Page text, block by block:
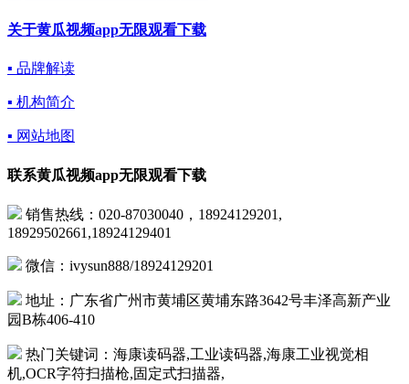
关于黄瓜视频app无限观看下载
▪ 品牌解读
▪ 机构简介
▪ 网站地图
联系黄瓜视频app无限观看下载
销售热线：020-87030040，18924129201,
18929502661,18924129401
微信：ivysun888/18924129201
地址：广东省广州市黄埔区黄埔东路3642号丰泽高新产业
园B栋406-410
热门关键词：海康读码器,工业读码器,海康工业视觉相
机,OCR字符扫描枪,固定式扫描器,